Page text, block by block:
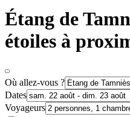
Étang de
étoiles à
Où allez-vous ?
Dates
Voyageurs